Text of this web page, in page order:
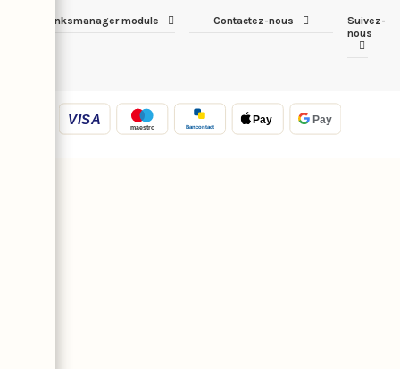
iqitlinksmanager module Contactez-nous
Suivez-
nous
VISA
maestro Bancontact
Pay Pay